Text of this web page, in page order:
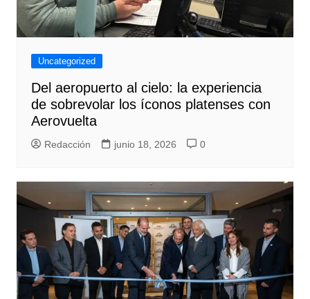
Uncategorized
Del aeropuerto al cielo: la experiencia
de sobrevolar los íconos platenses con
Aerovuelta
Redacción junio 18, 2026 0